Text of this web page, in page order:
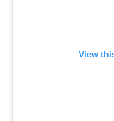
View